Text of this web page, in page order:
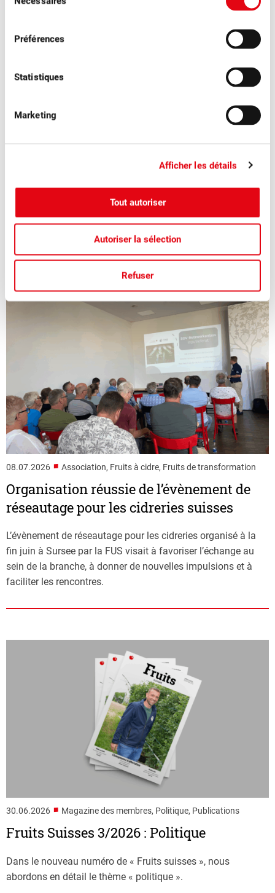
Préférences
Statistiques
Marketing
Afficher les détails
Tout autoriser
Autoriser la sélection
Refuser
pas à nous contacter pour de plus
amples informations :
Jimmy Mariéthoz
Plus d'actualités
08.07.2026 ■ Association, Fruits à cidre, Fruits de transformation
Organisation réussie de l’évènement de
réseautage pour les cidreries suisses
L’évènement de réseautage pour les cidreries organisé à la
fin juin à Sursee par la FUS visait à favoriser l’échange au
sein de la branche, à donner de nouvelles impulsions et à
faciliter les rencontres.
30.06.2026 ■ Magazine des membres, Politique, Publications
Fruits Suisses 3/2026 : Politique
Dans le nouveau numéro de « Fruits suisses », nous
abordons en détail le thème « politique ».